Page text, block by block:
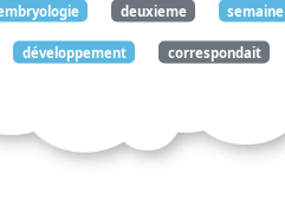
deuxieme semaine
développement correspondait